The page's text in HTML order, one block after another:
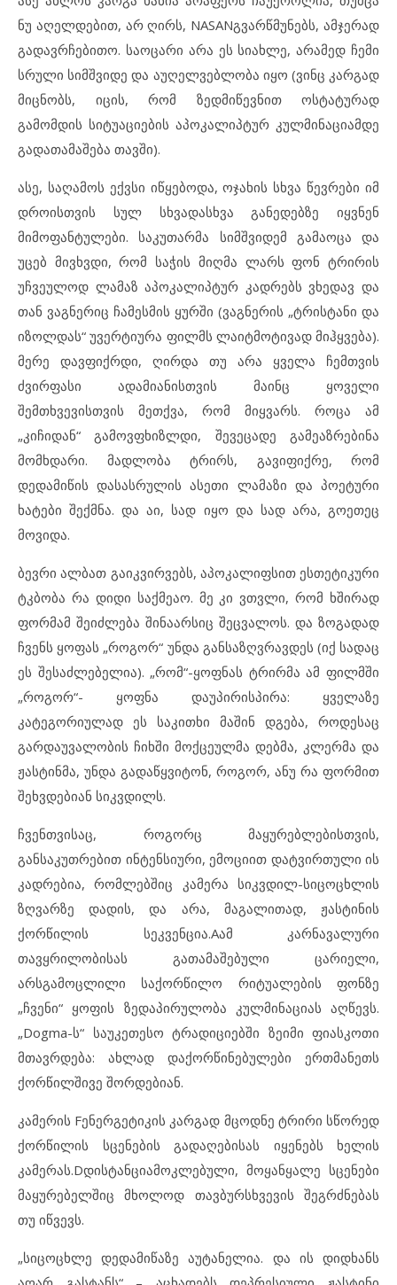
ნუ აღელდებით, არ ღირს, NASANგვარწმუნებს, ამჯერად
გადავრჩებითო. საოცარი არა ეს სიახლე, არამედ ჩემი
სრული სიმშვიდე და აუღელვებლობა იყო (ვინც კარგად
მიცნობს, იცის, რომ ზედმიწევნით ოსტატურად
გამომდის სიტუაციების აპოკალიპტურ კულმინაციამდე
გადათამაშება თავში).
ასე, საღამოს ექვსი იწყებოდა, ოჯახის სხვა წევრები იმ
დროისთვის სულ სხვადასხვა განედებზე იყვნენ
მიმოფანტულები. საკუთარმა სიმშვიდემ გამაოცა და
უცებ მივხვდი, რომ საჭის მიღმა ლარს ფონ ტრირის
უჩვეულოდ ლამაზ აპოკალიპტურ კადრებს ვხედავ და
თან ვაგნერიც ჩამესმის ყურში (ვაგნერის „ტრისტანი და
იზოლდას“ უვერტიურა ფილმს ლაიტმოტივად მიჰყვება).
მერე დავფიქრდი, ღირდა თუ არა ყველა ჩემთვის
ძვირფასი ადამიანისთვის მაინც ყოველი
შემთხვევისთვის მეთქვა, რომ მიყვარს. როცა ამ
„კიჩიდან“ გამოვფხიზლდი, შევეცადე გამეაზრებინა
მომხდარი. მადლობა ტრირს, გავიფიქრე, რომ
დედამიწის დასასრულის ასეთი ლამაზი და პოეტური
ხატები შექმნა. და აი, სად იყო და სად არა, გოეთეც
მოვიდა.
ბევრი ალბათ გაიკვირვებს, აპოკალიფსით ესთეტიკური
ტკბობა რა დიდი საქმეაო. მე კი ვთვლი, რომ ხშირად
ფორმამ შეიძლება შინაარსიც შეცვალოს. და ზოგადად
ჩვენს ყოფას „როგორ“ უნდა განსაზღვრავდეს (იქ სადაც
ეს შესაძლებელია). „რომ“-ყოფნას ტრირმა ამ ფილმში
„როგორ“- ყოფნა დაუპირისპირა: ყველაზე
კატეგორიულად ეს საკითხი მაშინ დგება, როდესაც
გარდაუვალობის ჩიხში მოქცეულმა დებმა, კლერმა და
ჟასტინმა, უნდა გადაწყვიტონ, როგორ, ანუ რა ფორმით
შეხვდებიან სიკვდილს.
ჩვენთვისაც, როგორც მაყურებლებისთვის,
განსაკუთრებით ინტენსიური, ემოციით დატვირთული ის
კადრებია, რომლებშიც კამერა სიკვდილ-სიცოცხლის
ზღვარზე დადის, და არა, მაგალითად, ჟასტინის
ქორწილის სეკვენცია.Aამ კარნავალური
თავყრილობისას გათამაშებული ცარიელი,
არსგამოცლილი საქორწილო რიტუალების ფონზე
„ჩვენი“ ყოფის ზედაპირულობა კულმინაციას აღწევს.
„Dogma-ს“ საუკეთესო ტრადიციებში ზეიმი ფიასკოთი
მთავრდება: ახლად დაქორწინებულები ერთმანეთს
ქორწილშივე შორდებიან.
კამერის Fენერგეტიკის კარგად მცოდნე ტრირი სწორედ
ქორწილის სცენების გადაღებისას იყენებს ხელის
კამერას.Dდისტანციამოკლებული, მოყანყალე სცენები
მაყურებელშიც მხოლოდ თავბურსხვევის შეგრძნებას
თუ იწვევს.
„სიცოცხლე დედამიწაზე აუტანელია. და ის დიდხანს